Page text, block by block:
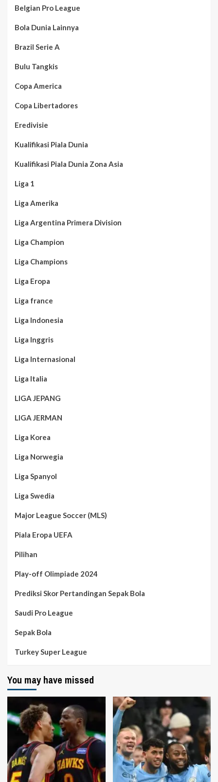
Belgian Pro League
Bola Dunia Lainnya
Brazil Serie A
Bulu Tangkis
Copa America
Copa Libertadores
Eredivisie
Kualifikasi Piala Dunia
Kualifikasi Piala Dunia Zona Asia
Liga 1
Liga Amerika
Liga Argentina Primera Division
Liga Champion
Liga Champions
Liga Eropa
Liga france
Liga Indonesia
Liga Inggris
Liga Internasional
Liga Italia
LIGA JEPANG
LIGA JERMAN
Liga Korea
Liga Norwegia
Liga Spanyol
Liga Swedia
Major League Soccer (MLS)
Piala Eropa UEFA
Pilihan
Play-off Olimpiade 2024
Prediksi Skor Pertandingan Sepak Bola
Saudi Pro League
Sepak Bola
Turkey Super League
You may have missed